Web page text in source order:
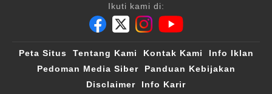
Ikuti kami di:
Peta Situs Tentang Kami Kontak Kami
Info Iklan
Pedoman Media Siber
Panduan Kebijakan
Disclaimer
Info Karir